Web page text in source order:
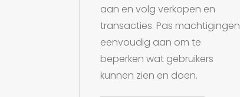
aan en volg verkopen en
transacties. Pas machtigingen
eenvoudig aan om te
beperken wat gebruikers
kunnen zien en doen.